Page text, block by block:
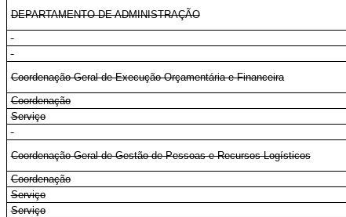
DEPARTAMENTO DE ADMINISTRAÇÃO
Coordenação-Geral de Execução Orçamentária e Financeira
Coordenação
Serviço
Coordenação-Geral de Gestão de Pessoas e Recursos Logísticos
Coordenação
Serviço
Serviço